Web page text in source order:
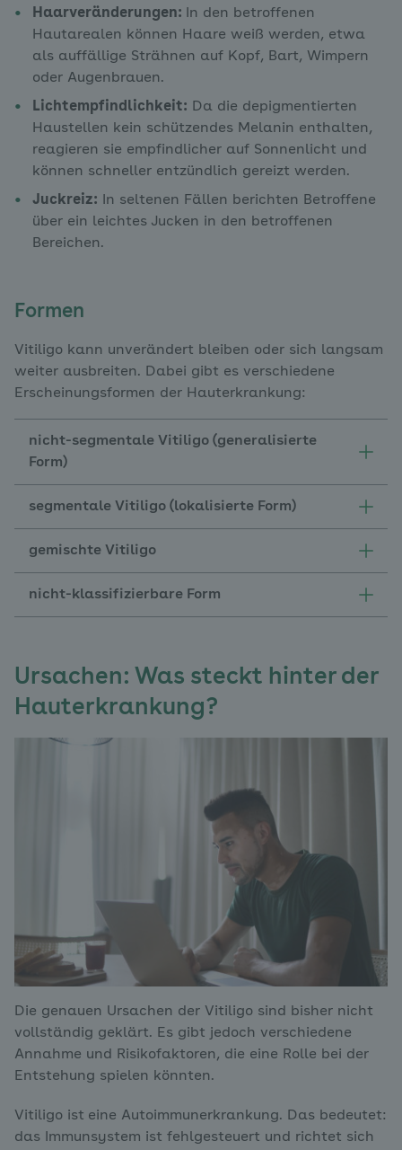
Haarveränderungen:
In den betroffenen
Hautarealen können Haare weiß werden, etwa
als auffällige Strähnen auf Kopf, Bart, Wimpern
oder Augenbrauen.
Lichtempfindlichkeit: Da die depigmentierten
Haustellen kein schützendes Melanin enthalten,
reagieren sie empfindlicher auf Sonnenlicht und
können schneller entzündlich gereizt werden.
Juckreiz: In seltenen Fällen berichten Betroffene
über ein leichtes Jucken in den betroffenen
Bereichen.
Formen
Vitiligo kann unverändert bleiben oder sich langsam
weiter ausbreiten. Dabei gibt es verschiedene
Erscheinungsformen der Hauterkrankung:
nicht-segmentale Vitiligo (generalisierte
Form)
segmentale Vitiligo (lokalisierte Form)
gemischte Vitiligo
nicht-klassifizierbare Form
Ursachen: Was steckt hinter der
Hauterkrankung?
Die genauen Ursachen der Vitiligo sind bisher nicht
vollständig geklärt. Es gibt jedoch verschiedene
Annahme und Risikofaktoren, die eine Rolle bei der
Entstehung spielen könnten.
Vitiligo ist eine Autoimmunerkrankung. Das bedeutet:
das Immunsystem ist fehlgesteuert und richtet sich